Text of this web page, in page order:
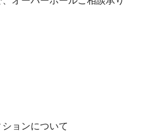
ョンについて